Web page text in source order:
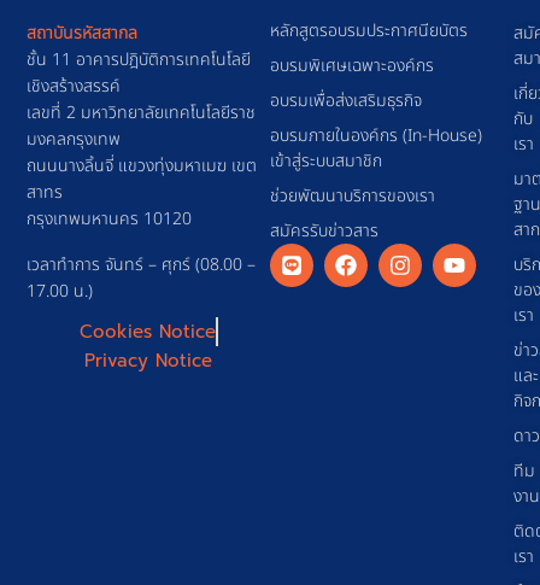
สมั
สม
เกี่
กับ
เรา
มา
ฐาน
สา
บริ
ของ
เรา
ข่า
และ
กิจ
ดา
ทีม
งาน
ติด
เรา
หลักสูตรอบรมประกาศนียบัตร
อบรมพิเศษเฉพาะองค์กร
อบรมเพื่อส่งเสริมธุรกิจ
อบรมภายในองค์กร (In-House)
เข้าสู่ระบบสมาชิก
ช่วยพัฒนาบริการของเรา
สมัครรับข่าวสาร
สถาบันรหัสสากล
ชั้น 11 อาคารปฎิบัติการเทคโนโลยี
เชิงสร้างสรรค์
เลขที่ 2 มหาวิทยาลัยเทคโนโลยีราช
มงคลกรุงเทพ
ถนนนางลิ้นจี่ แขวงทุ่งมหาเมฆ เขต
สาทร
กรุงเทพมหานคร 10120
เวลาทำการ จันทร์ – ศุกร์ (08.00 –
17.00 น.)
Cookies Notice
Privacy Notice